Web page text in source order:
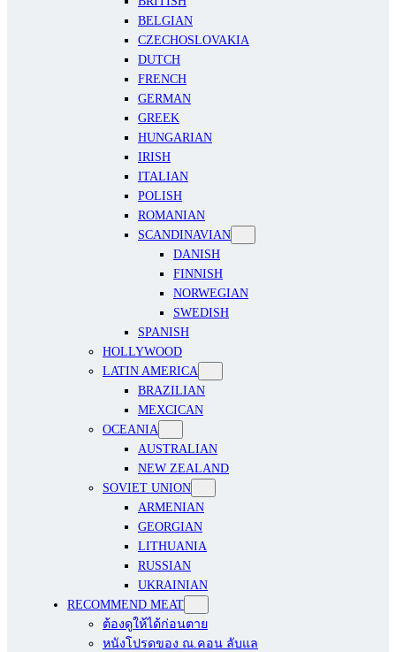
BELGIAN
CZECHOSLOVAKIA
DUTCH
FRENCH
GERMAN
GREEK
HUNGARIAN
IRISH
ITALIAN
POLISH
ROMANIAN
SCANDINAVIAN
DANISH
FINNISH
NORWEGIAN
SWEDISH
SPANISH
HOLLYWOOD
LATIN AMERICA
BRAZILIAN
MEXCICAN
OCEANIA
AUSTRALIAN
NEW ZEALAND
SOVIET UNION
ARMENIAN
GEORGIAN
LITHUANIA
RUSSIAN
UKRAINIAN
RECOMMEND MEAT
ต้องดูให้ได้ก่อนตาย
หนังโปรดของ ณ.คอน ลับแล